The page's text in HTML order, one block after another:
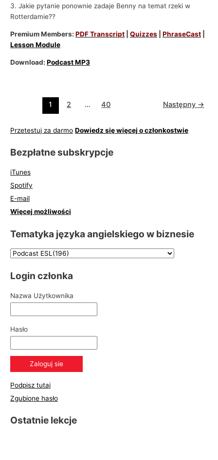
3. Jakie pytanie ponownie zadaje Benny na temat rzeki w
Rotterdamie??
Premium Members:PDF Transcript |Quizzes |PhraseCast
Lesson Module
Download:Podcast MP3
1 2 … 40 Następny →
Przetestuj za darmo Dowiedz się więcej o członkostwie
Bezpłatne subskrypcje
iTunes
Spotify
E-mail
Więcej możliwości
Tematyka języka angielskiego w biznesie
Login członka
Nazwa Użytkownika
Hasło
Podpisz tutaj
Zgubione hasło
Ostatnie lekcje